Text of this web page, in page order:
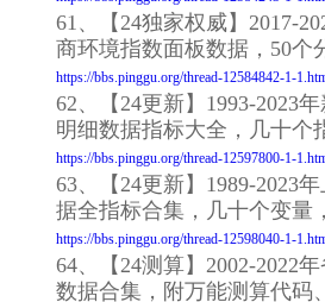
61、【24独家权威】2017-
商环境指数面板数据，50个
https://bbs.pinggu.org/thread-12584842-1-
62、【24更新】1993-2023
明细数据指标大全，几十个
https://bbs.pinggu.org/thread-12597800-1-
63、【24更新】1989-2023
据全指标合集，几十个变量
https://bbs.pinggu.org/thread-12598040-1-
64、【24测算】2002-2022
数据合集，附万能测算代码